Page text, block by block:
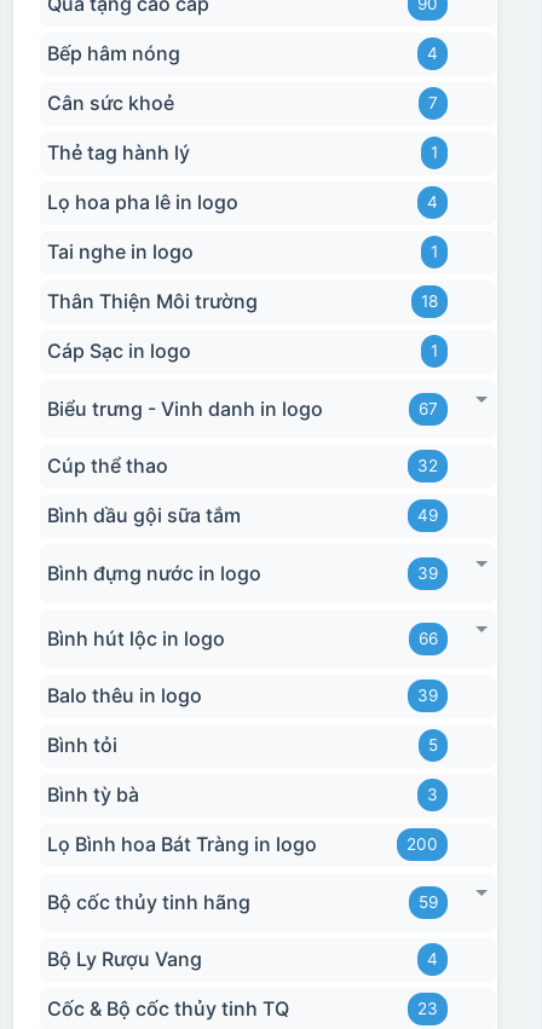
Hộp xi 2 cốc
90
Bếp hâm nóng 4
Cân sức khoẻ 7
Thẻ tag hành lý 1
Lọ hoa pha lê in logo 4
Tai nghe in logo 1
Thân Thiện Môi trường 18
Cáp Sạc in logo 1
Biểu trưng - Vinh danh in logo 67
Cúp thể thao 32
Bình dầu gội sữa tắm 49
Bình đựng nước in logo 39
Bình hút lộc in logo 66
Balo thêu in logo 39
Bình tỏi 5
Bình tỳ bà 3
Lọ Bình hoa Bát Tràng in logo 200
Bộ cốc thủy tinh hãng 59
Bộ Ly Rượu Vang 4
Cốc & Bộ cốc thủy tinh TQ 23